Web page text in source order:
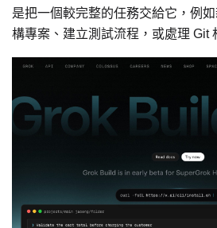
是把一個較完整的任務交給它，例
構專案、建立測試流程，或處理 Git